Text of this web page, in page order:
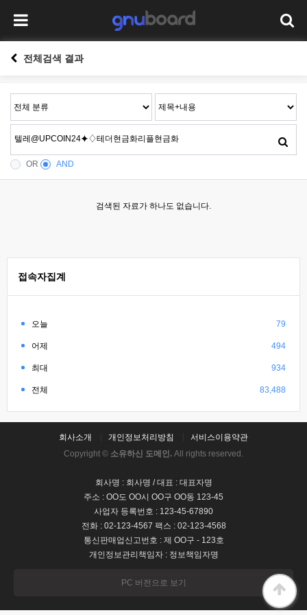
전체검색 결과
OR AND
검색된 자료가 하나도 없습니다.
접속자집계
오늘 79
어제 494
최대 934
전체 83,488
회사소개 개인정보처리방침
서비스이용약관
Copyright © 소유하신 도메인. All rights reserved.
회사명 : 회사명 / 대표 : 대표자명
주소 : OO도 OO시 OO구 OO동 123-45
사업자 등록번호 : 123-45-67890
전화 : 02-123-4567 팩스 : 02-123-4568
통신판매업신고번호 : 제 OO구 - 123호
개인정보관리책임자 : 정보책임자명
PC 버전으로 보기